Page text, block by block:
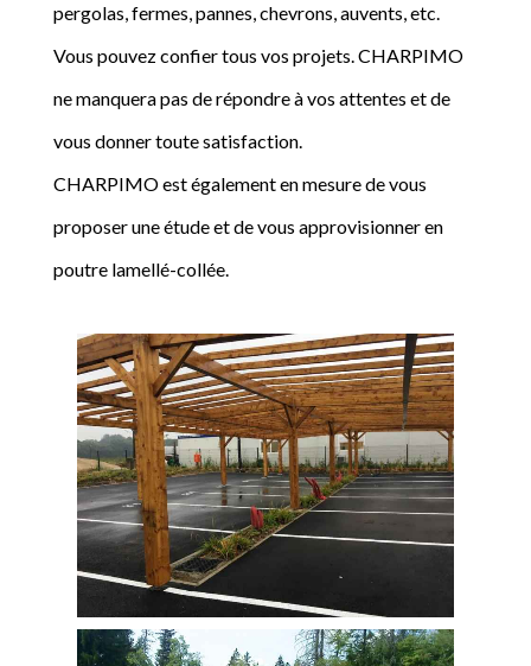
pergolas, fermes, pannes, chevrons, auvents, etc.
Vous pouvez confier tous vos projets. CHARPIMO
ne manquera pas de répondre à vos attentes et de
vous donner toute satisfaction.
CHARPIMO est également en mesure de vous
proposer une étude et de vous approvisionner en
poutre lamellé-collée.